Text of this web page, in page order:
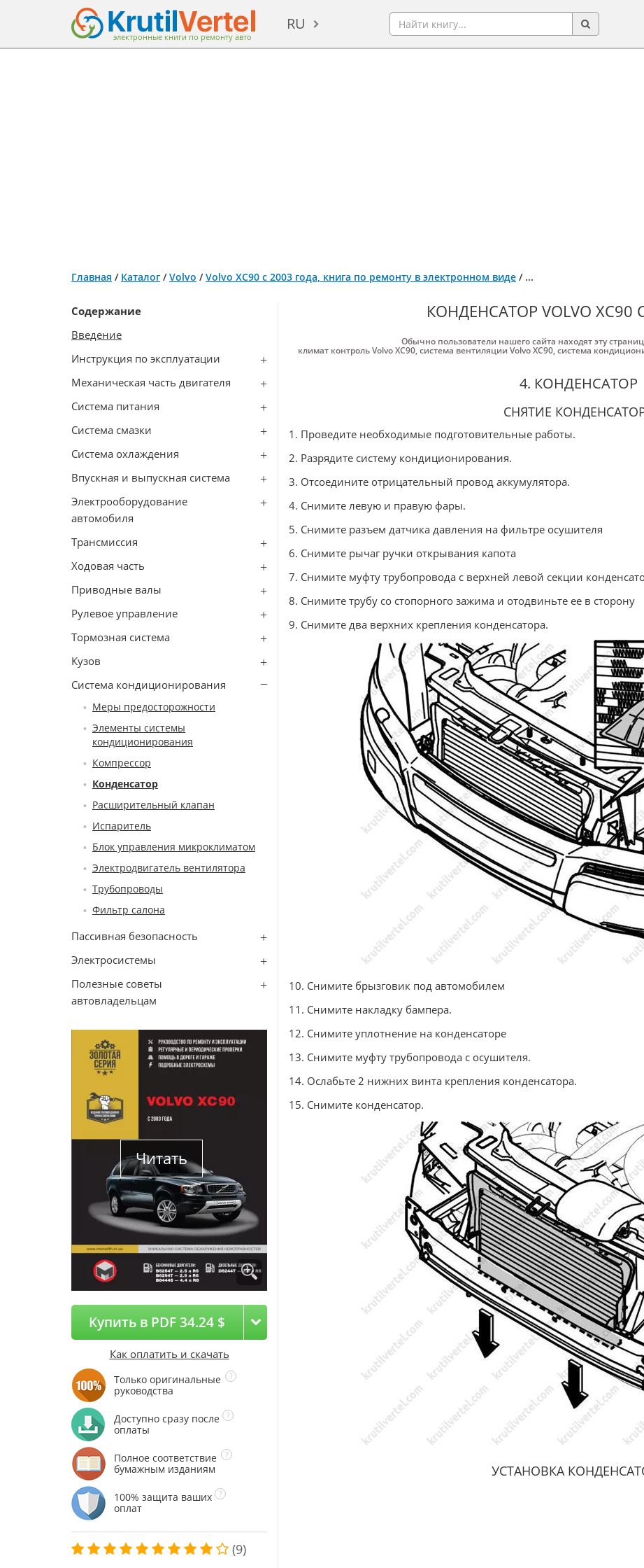
электронные книги по ремонту авто
RU
Главная / Каталог /Volvo /Volvo XC90 с 2003 года, книга по ремонту в электронном виде / ...
Содержание
Введение
Инструкция по эксплуатации
Механическая часть двигателя
Система питания
Система смазки
Система охлаждения
Впускная и выпускная система
Электрооборудование
автомобиля
Трансмиссия
Ходовая часть
Приводные валы
Рулевое управление
Тормозная система
Кузов
Система кондиционирования
Меры предосторожности
Элементы системы
кондиционирования
Компрессор
Конденсатор
Расширительный клапан
Испаритель
Блок управления микроклиматом
Электродвигатель вентилятора
Трубопроводы
Фильтр салона
Пассивная безопасность
Электросистемы
Полезные советы
автовладельцам
Читать
Купить в PDF 34.24 $
Как оплатить и скачать
Только оригинальные
руководства
Доступно сразу после
оплаты
Полное соответствие
бумажным изданиям
100% защита ваших
оплат
(9)
КОНДЕНСАТОР VOLVO XC90
Обычно пользователи нашего сайта находят эту
климат контроль Volvo XC90,система вентиляции Volvo XC90,система
4. КОНДЕНСАТОР
СНЯТИЕ
1. Проведите необходимые подготовительные работы.
2. Разрядите систему кондиционирования.
3. Отсоедините отрицательный провод аккумулятора.
4. Снимите левую и правую фары.
5. Снимите разъем датчика давления на фильтре осушителя
6. Снимите рычаг ручки открывания капота
7. Снимите муфту трубопровода с верхней левой секции
8. Снимите трубу со стопорного зажима и отодвиньте ее в сторону
9. Снимите два верхних крепления конденсатора.
10. Снимите брызговик под автомобилем
11. Снимите накладку бампера.
12. Снимите уплотнение на конденсаторе
13. Снимите муфту трубопровода с осушителя.
14. Ослабьте 2 нижних винта крепления конденсатора.
15. Снимите конденсатор.
УСТАНОВКА